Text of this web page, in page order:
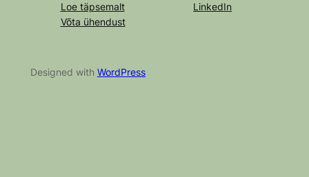
Loe täpsemalt
Võta ühendust
LinkedIn
Designed with WordPress